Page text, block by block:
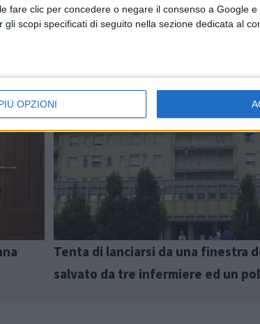
fare clic per concedere o negare il consenso a Google
gli scopi specificati di seguito nella sezione dedicata al
OPZIONI Articolo precedente
Tenta di lanciarsi da una finestra
salvato da tre infermiere ed un